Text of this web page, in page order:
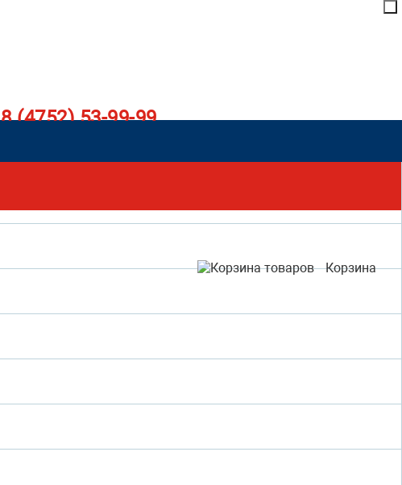
8 (4752) 53-99-99
Корзина